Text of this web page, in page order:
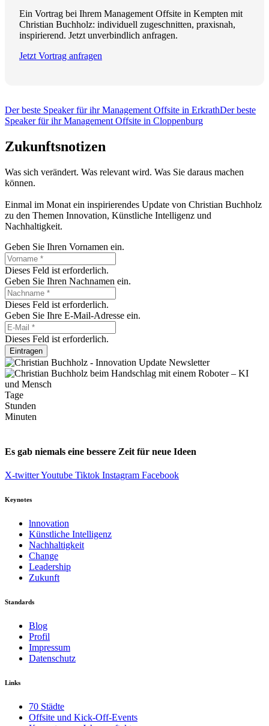
Ein Vortrag bei Ihrem Management Offsite in Kempten mit
Christian Buchholz: individuell zugeschnitten, praxisnah,
inspirierend. Jetzt unverbindlich anfragen.
Jetzt Vortrag anfragen
Der beste Speaker für ihr Management Offsite in ErkrathDer beste
Speaker für ihr Management Offsite in Cloppenburg
Zukunftsnotizen
Was sich verändert. Was relevant wird. Was Sie daraus machen
können.
Einmal im Monat ein inspirierendes Update von Christian Buchholz
zu den Themen Innovation, Künstliche Intelligenz und
Nachhaltigkeit.
Geben Sie Ihren Vornamen ein.
Dieses Feld ist erforderlich.
Geben Sie Ihren Nachnamen ein.
Dieses Feld ist erforderlich.
Geben Sie Ihre E-Mail-Adresse ein.
Dieses Feld ist erforderlich.
Eintragen
Tage
Stunden
Minuten
Es gab niemals eine bessere Zeit für neue Ideen
X-twitterYoutube Tiktok Instagram Facebook
Keynotes
lnnovation
Künstliche Intelligenz
Nachhaltigkeit
Change
Leadership
Zukunft
Standards
Blog
Profil
Impressum
Datenschutz
Links
70 Städte
Offsite und Kick-Off-Events